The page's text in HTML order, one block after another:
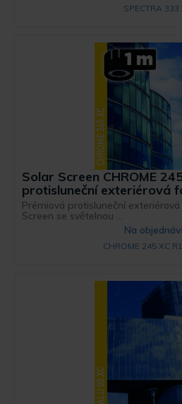
SPECTRA 333
Solar Screen CHROME
protisluneční exteriérová
Prémiová protisluneční
Screen se světelnou ...
Na
CHROME 245 XC